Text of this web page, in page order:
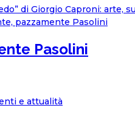
di Giorgio Caproni: arte,
Pasolini
e attualità